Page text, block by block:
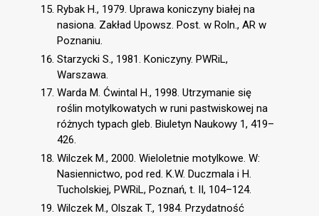
Rybak H., 1979. Uprawa koniczyny białej na
nasiona. Zakład Upowsz. Post. w Roln., AR w
Poznaniu.
Starzycki S., 1981. Koniczyny. PWRiL,
Warszawa.
Warda M. Ćwintal H., 1998. Utrzymanie się
roślin motylkowatych w runi pastwiskowej na
różnych typach gleb. Biuletyn Naukowy 1, 419–
426.
Wilczek M., 2000. Wieloletnie motylkowe. W:
Nasiennictwo, pod red. K.W. Duczmala i H.
Tucholskiej, PWRiL, Poznań, t. II, 104–124.
Wilczek M., Olszak T., 1984. Przydatność